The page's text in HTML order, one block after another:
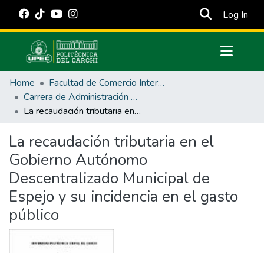
Log In
Communities & Collections
All of DSpace
Statistics
Estadísticas Externas
Manuales
Home
Facultad de Comercio Internacional, Integración, Administración y Economía Empresarial
Carrera de Administración Pública
La recaudación tributaria en el Gobierno Autónomo Descentralizado Municipal de Espejo y su incidencia en el gasto público
La recaudación tributaria en el
Gobierno Autónomo
Descentralizado Municipal de
Espejo y su incidencia en el gasto
público